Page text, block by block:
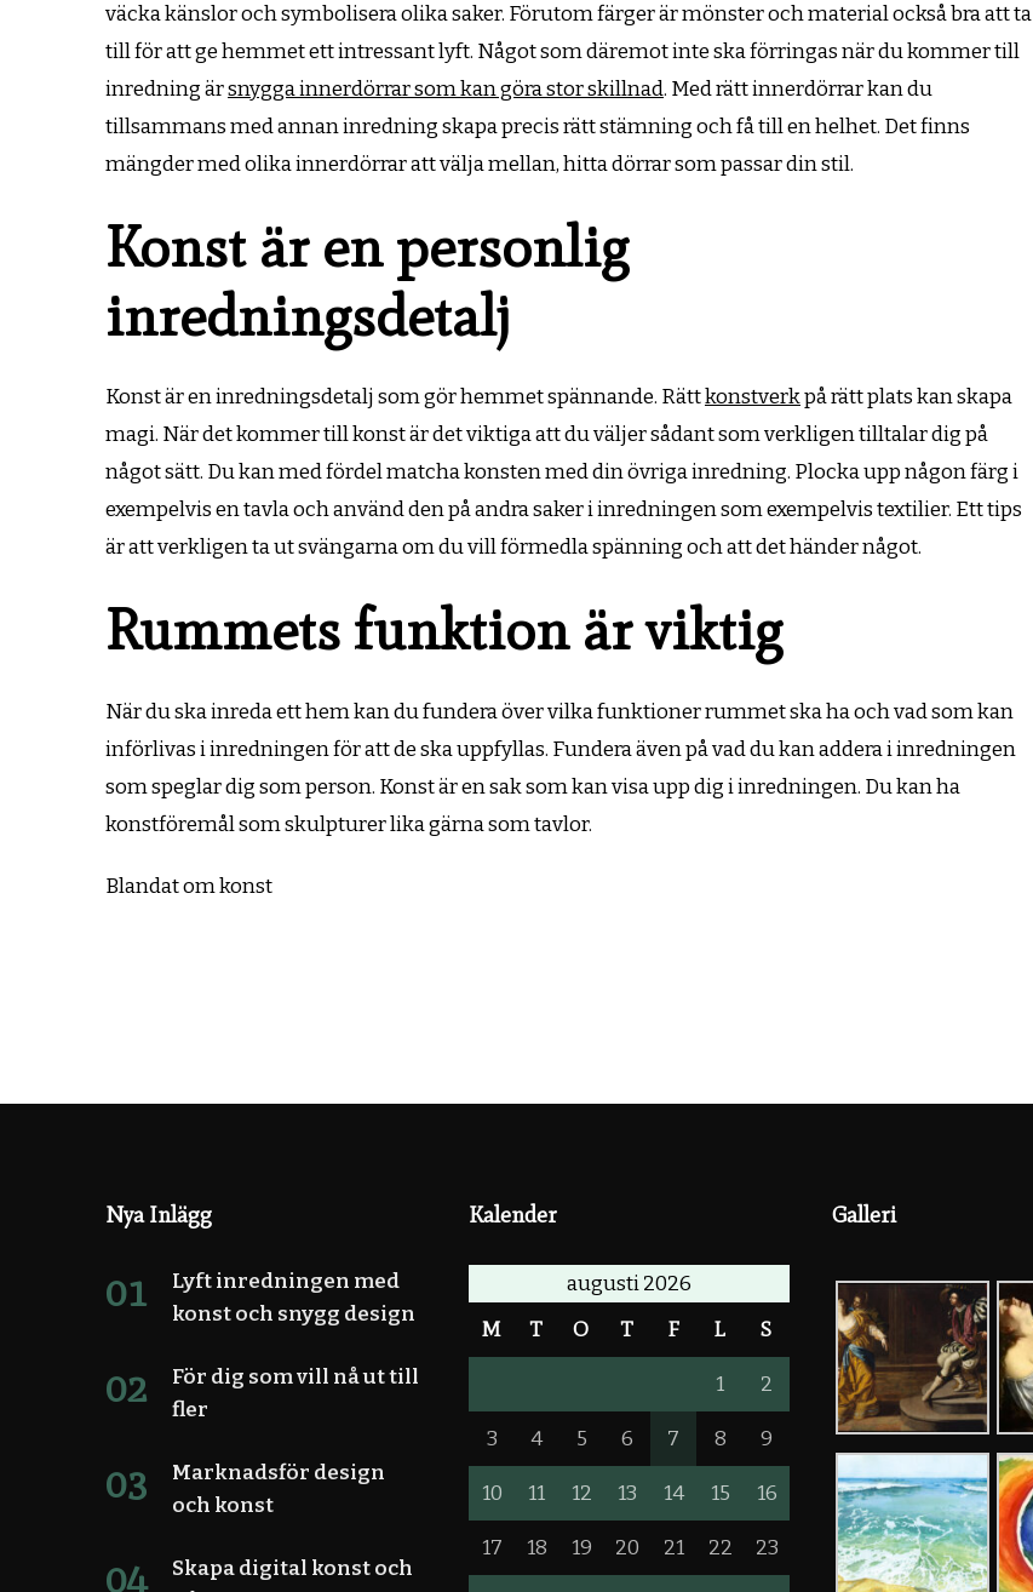
väcka känslor och symbolisera olika saker. Förutom färger är mönster och material också bra att ta
till för att ge hemmet ett intressant lyft. Något som däremot inte ska förringas när du kommer till
inredning ärsnygga innerdörrar som kan göra stor skillnad. Med rätt innerdörrar kan du
tillsammans med annan inredning skapa precis rätt stämning och få till en helhet. Det finns
mängder med olika innerdörrar att välja mellan, hitta dörrar som passar din stil.
Konst är en personlig
inredningsdetalj
Konst är en inredningsdetalj som gör hemmet spännande. Rättkonstverkpå rätt plats kan skapa
magi. När det kommer till konst är det viktiga att du väljer sådant som verkligen tilltalar dig på
något sätt. Du kan med fördel matcha konsten med din övriga inredning. Plocka upp någon färg i
exempelvis en tavla och använd den på andra saker i inredningen som exempelvis textilier. Ett tips
är att verkligen ta ut svängarna om du vill förmedla spänning och att det händer något.
Rummets funktion är viktig
När du ska inreda ett hem kan du fundera över vilka funktioner rummet ska ha och vad som kan
införlivas i inredningen för att de ska uppfyllas. Fundera även på vad du kan addera i inredningen
som speglar dig som person. Konst är en sak som kan visa upp dig i inredningen. Du kan ha
konstföremål som skulpturer lika gärna som tavlor.
Blandat om konst
Nya Inlägg
Lyft inredningen med
konst och snygg design
För dig som vill nå ut till
fler
Marknadsför design
och konst
Skapa digital konst och
Kalender
augusti 2026
M T O T F L S
1 2
3 4 5 6 7 8 9
10 11 12 13 14 15 16
17 18 19 20 21 22 23
Galleri